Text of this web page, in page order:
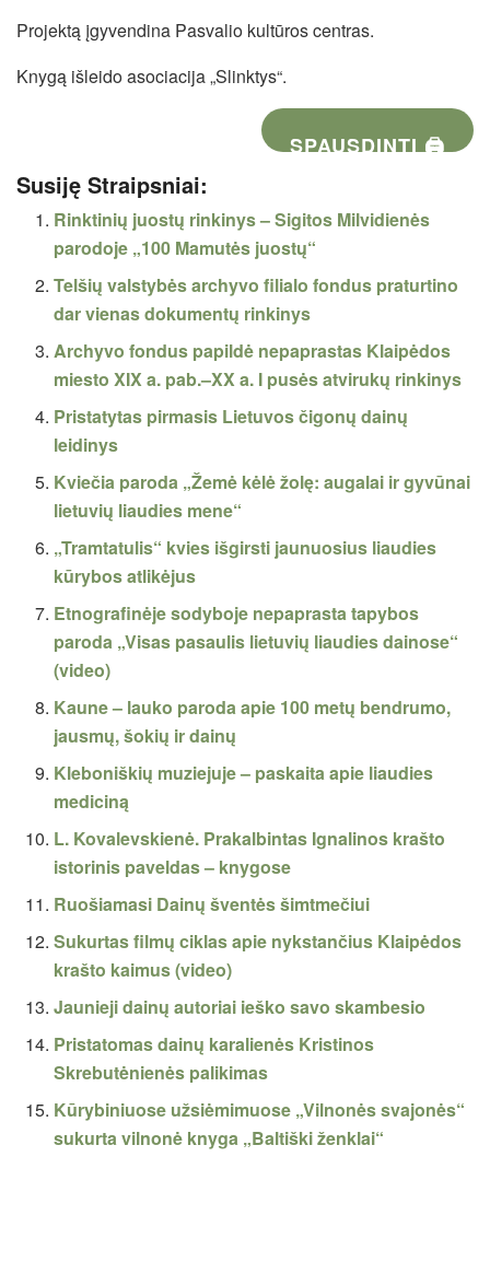
Projektą įgyvendina Pasvalio kultūros centras.
Knygą išleido asociacija „Slinktys“.
SPAUSDINTI 🖨
Susiję Straipsniai:
Rinktinių juostų rinkinys – Sigitos Milvidienės
parodoje „100 Mamutės juostų“
Telšių valstybės archyvo filialo fondus praturtino
dar vienas dokumentų rinkinys
Archyvo fondus papildė nepaprastas Klaipėdos
miesto XIX a. pab.–XX a. I pusės atvirukų rinkinys
Pristatytas pirmasis Lietuvos čigonų dainų
leidinys
Kviečia paroda „Žemė kėlė žolę: augalai ir gyvūnai
lietuvių liaudies mene“
„Tramtatulis“ kvies išgirsti jaunuosius liaudies
kūrybos atlikėjus
Etnografinėje sodyboje nepaprasta tapybos
paroda „Visas pasaulis lietuvių liaudies dainose“
(video)
Kaune – lauko paroda apie 100 metų bendrumo,
jausmų, šokių ir dainų
Kleboniškių muziejuje – paskaita apie liaudies
mediciną
L. Kovalevskienė. Prakalbintas Ignalinos krašto
istorinis paveldas – knygose
Ruošiamasi Dainų šventės šimtmečiui
Sukurtas filmų ciklas apie nykstančius Klaipėdos
krašto kaimus (video)
Jaunieji dainų autoriai ieško savo skambesio
Pristatomas dainų karalienės Kristinos
Skrebutėnienės palikimas
Kūrybiniuose užsiėmimuose „Vilnonės svajonės“
sukurta vilnonė knyga „Baltiški ženklai“